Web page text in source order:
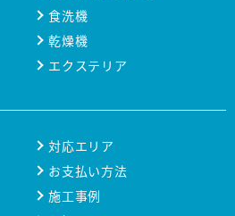
食洗機
乾燥機
エクステリア
対応エリア
お支払い方法
施工事例